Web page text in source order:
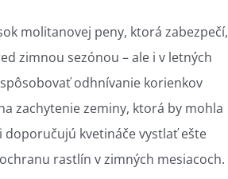
molitanovej peny, ktorá zabezpečí,
zimnou sezónou – ale i v letných
odhnívanie korienkov
zachytenie zeminy, ktorá by mohla
kvetináče vystlať ešte
rastlín v zimných mesiacoch.